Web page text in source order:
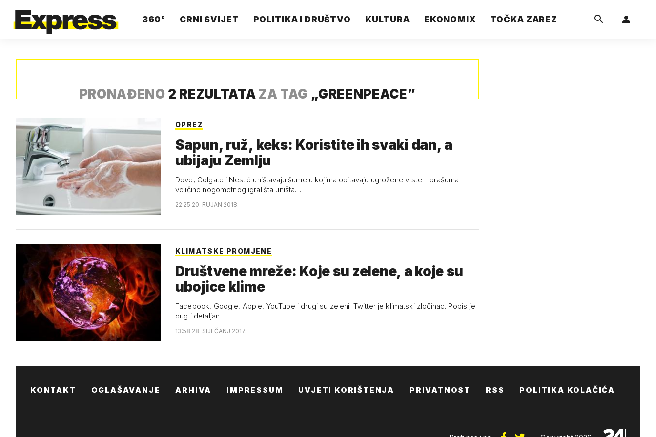
360° CRNI SVIJET POLITIKA I DRUŠTVO KULTURA EKONOMIX TOČKA ZAREZ
PRONAĐENO 2 REZULTATA ZA TAG „GREENPEACE”
OPREZ
Sapun, ruž, keks: Koristite ih svaki dan, a
ubijaju Zemlju
Dove, Colgate i Nestlé uništavaju šume u kojima obitavaju ugrožene vrste - prašuma
veličine nogometnog igrališta uništa…
22:25 20. RUJAN 2018.
KLIMATSKE PROMJENE
Društvene mreže: Koje su zelene, a koje su
ubojice klime
Facebook, Google, Apple, YouTube i drugi su zeleni. Twitter je klimatski zločinac. Popis je
dug i detaljan
13:58 28. SIJEČANJ 2017.
KONTAKT OGLAŠAVANJE ARHIVA IMPRESSUM UVJETI KORIŠTENJA PRIVATNOST RSS POLITIKA KOLAČIĆA